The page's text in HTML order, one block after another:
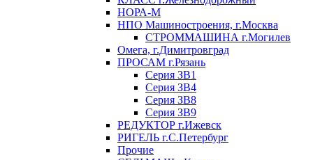
НОРА-М
НПО Машиностроения, г.Москва
СТРОММАШИНА г.Могилев
Омега, г.Димитровград
ПРОСАМ г.Рязань
Серия ЗВ1
Серия ЗВ4
Серия ЗВ8
Серия ЗВ9
РЕДУКТОР г.Ижевск
РИГЕЛЬ г.С.Петербург
Прочие